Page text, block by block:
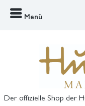
Menü
Der offizielle Shop der